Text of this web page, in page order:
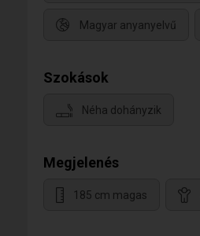
Magyar anyanyelvű
Szokások
Néha dohányzik
Megjelenés
185 cm magas